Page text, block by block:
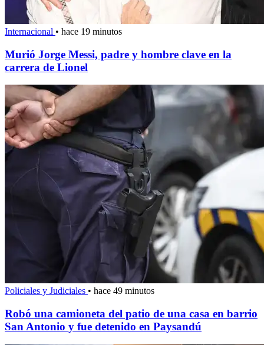
Internacional • hace 19 minutos
Murió Jorge Messi, padre y hombre clave en la
carrera de Lionel
Policiales y Judiciales • hace 49 minutos
Robó una camioneta del patio de una casa en barrio
San Antonio y fue detenido en Paysandú